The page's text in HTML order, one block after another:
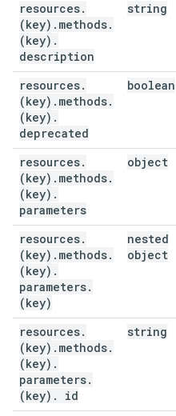
resources.
(key) . methods.
(key) .
description
string
resources.
(key) . methods.
(key) .
deprecated
boolean
resources.
(key) . methods.
(key) .
parameters
object
resources.
(key) . methods.
(key) .
parameters.
(key)
nested
object
resources.
(key) . methods.
(key) .
parameters.
(key) . id
string